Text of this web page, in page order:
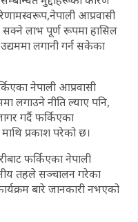
आप्रवासी
सक्ने लाभ पूर्ण रूपमा हासिल
लगानी गर्न सकेका
नेपाली आप्रवासी
लगाउने नीति ल्याए पनि,
गर्दै फर्किएका
प्रकाश परेको छ।
फर्किएका नेपाली
तहले सञ्चालन गरेका
बारे जानकारी नभएको